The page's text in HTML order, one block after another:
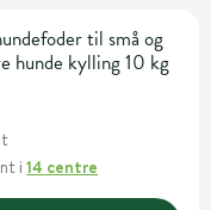
til små og
hunde kylling 10 kg
i14 centre